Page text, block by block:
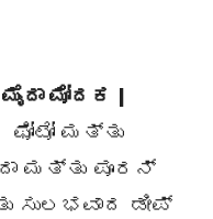
ಮೋದಕ |
ಮತ್ತು
ಮತ್ತು ಪೂರನ್
ಡೀಪ್